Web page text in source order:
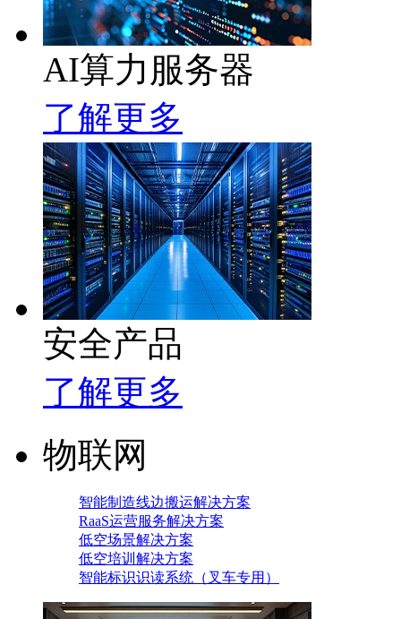
AI算力服务器
了解更多
安全产品
了解更多
物联网
智能制造线边搬运解决方案
RaaS运营服务解决方案
低空场景解决方案
低空培训解决方案
智能标识识读系统（叉车专用）